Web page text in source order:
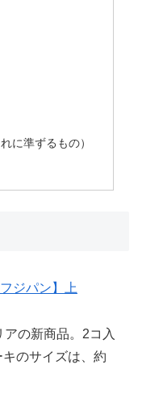
に準ずるもの）
の新商品。2コ入
のサイズは、約